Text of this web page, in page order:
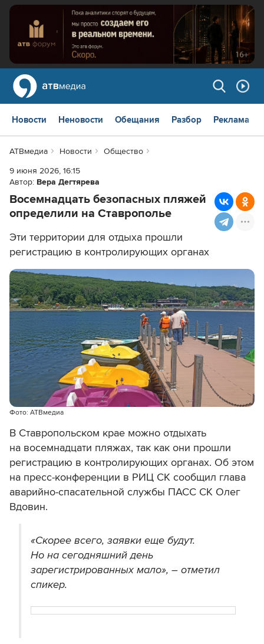
Новости Неновости Обещания Разбор Реклама
АТВмедиа Новости
Общество
9 июня 2026, 16:15
Автор: Вера Дегтярева
Восемнадцать безопасных пляжей
определили на Ставрополье
Эти территории для отдыха прошли
регистрацию в контролирующих органах
Фото: АТВмедиа
В Ставропольском крае можно отдыхать
на восемнадцати пляжах, так как они прошли
регистрацию в контролирующих органах. Об этом
на пресс-конференции в РИЦ СК сообщил глава
аварийно-спасательной службы ПАСС СК Олег
Вдовин.
«Скорее всего, заявки еще будут.
Но на сегодняшний день
зарегистрированных мало», – отметил
спикер.